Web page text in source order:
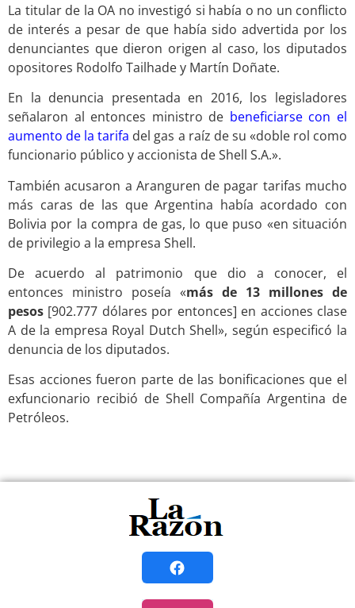
La titular de la OA no investigó si había o no un conflicto
de interés a pesar de que había sido advertida por los
denunciantes que dieron origen al caso, los diputados
opositores Rodolfo Tailhade y Martín Doñate.
En la denuncia presentada en 2016, los legisladores
señalaron al entonces ministro de beneficiarse con el
aumento de la tarifa del gas a raíz de su «doble rol como
funcionario público y accionista de Shell S.A.».
También acusaron a Aranguren de pagar tarifas mucho
más caras de las que Argentina había acordado con
Bolivia por la compra de gas, lo que puso «en situación
de privilegio a la empresa Shell.
De acuerdo al patrimonio que dio a conocer, el
entonces ministro poseía «más de 13 millones de
pesos [902.777 dólares por entonces] en acciones clase
A de la empresa Royal Dutch Shell», según especificó la
denuncia de los diputados.
Esas acciones fueron parte de las bonificaciones que el
exfuncionario recibió de Shell Compañía Argentina de
Petróleos.